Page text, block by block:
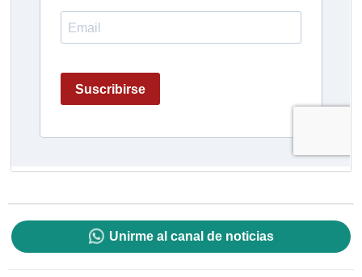
Unirme al canal de noticias